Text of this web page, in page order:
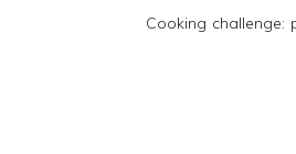
Cooking challenge: